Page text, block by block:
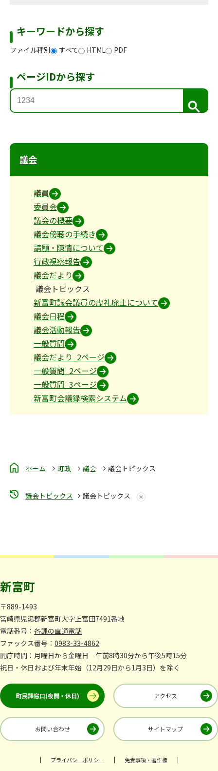
キーワードから探す
ファイル種別 すべて HTML PDF
ページIDから探す
検
索
議会
議員
委員会
議会の概要
議会傍聴の手続き
請願・陳情について
行政視察報告
議会だより
議会トピックス
新富町議会議員の虚礼廃止について
議会日程
議会活動報告
一般質問
議会だより_2ページ
一般質問_2ページ
一般質問_3ページ
新富町会議録検索システム
ホーム 町政 議会 議会トピックス
議会トピックス 議会トピックス
新富町
〒889-1493
宮崎県児湯郡新富町大字上富田7491番地
電話番号： 各課の直通電話
ファックス番号： 0983-33-4862
開庁時間：月曜日から金曜日 午前8時30分から午後5時15分
祝日・休日および年末年始（12月29日から1月3日）を除く
町民課窓口(夜間・休日) アクセス
お問い合わせ サイトマップ
プライバシーポリシー 免責事項・著作権